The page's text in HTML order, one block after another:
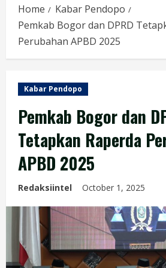
Home
Kabar Pendopo
Pemkab Bogor dan DPRD
Perubahan APBD 2025
Kabar Pendopo
Pemkab Bogor dan
Tetapkan Raperda
APBD 2025
Redaksiintel October 1, 2025